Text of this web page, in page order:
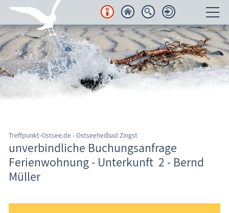
Unterkünfte
Regionales
Urlaubsorte
Freizeit
Wissenswertes
Treffpunkt-Ostsee.de - Ostseeheilbad Zingst
unverbindliche Buchungsanfrage
Ferienwohnung - Unterkunft 2 - Bernd
Müller